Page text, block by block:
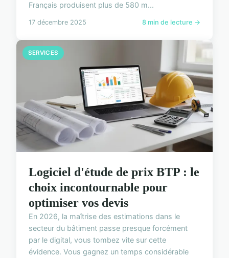
Français produisent plus de 580 m...
17 décembre 2025 8 min de lecture →
SERVICES
Logiciel d'étude de prix BTP : le
choix incontournable pour
optimiser vos devis
En 2026, la maîtrise des estimations dans le
secteur du bâtiment passe presque forcément
par le digital, vous tombez vite sur cette
évidence. Vous gagnez un temps considérable